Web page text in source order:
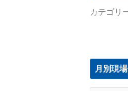
カテゴリ
月別現
別
現